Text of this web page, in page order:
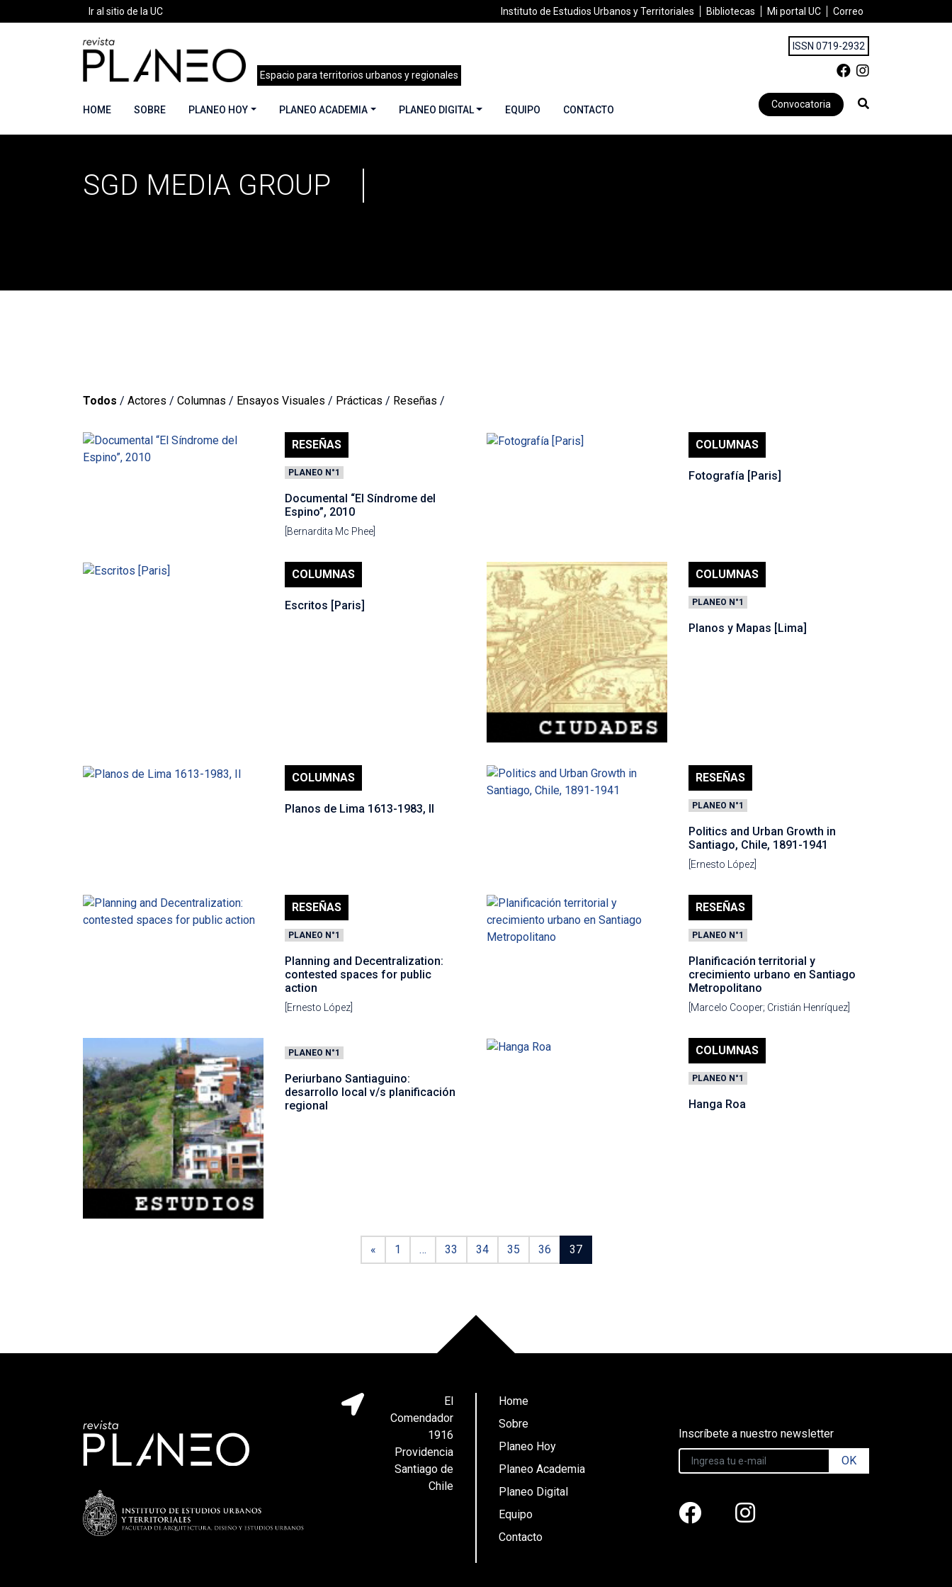
Ir al sitio de la UC Instituto de Estudios Urbanos y Territoriales Bibliotecas Mi portal UC Correo
Espacio para territorios urbanos y regionales
ISSN 0719-2932
HOME SOBRE PLANEO HOY PLANEO ACADEMIA PLANEO DIGITAL EQUIPO CONTACTO Convocatoria
Portada »Archivo de SGD Media Group »Página 37
SGD MEDIA GROUP
Todos / Actores / Columnas / Ensayos Visuales / Prácticas / Reseñas /
RESEÑAS
PLANEO N°1
Documental “El Síndrome del
Espino”, 2010
[Bernardita Mc Phee]
COLUMNAS
Fotografía [Paris]
COLUMNAS
Escritos [Paris]
COLUMNAS
PLANEO N°1
Planos y Mapas [Lima]
COLUMNAS
Planos de Lima 1613-1983, II
RESEÑAS
PLANEO N°1
Politics and Urban Growth in
Santiago, Chile, 1891-1941
[Ernesto López]
RESEÑAS
PLANEO N°1
Planning and Decentralization:
contested spaces for public
action
[Ernesto López]
RESEÑAS
PLANEO N°1
Planificación territorial y
crecimiento urbano en Santiago
Metropolitano
[Marcelo Cooper; Cristián Henríquez]
PLANEO N°1
Periurbano Santiaguino:
desarrollo local v/s planificación
regional
COLUMNAS
PLANEO N°1
Hanga Roa
« 1 … 33 34 35 36 37
El
Comendador
1916
Providencia
Santiago de
Chile
Home
Sobre
Planeo Hoy
Planeo Academia
Planeo Digital
Equipo
Contacto
Inscríbete a nuestro newsletter
OK